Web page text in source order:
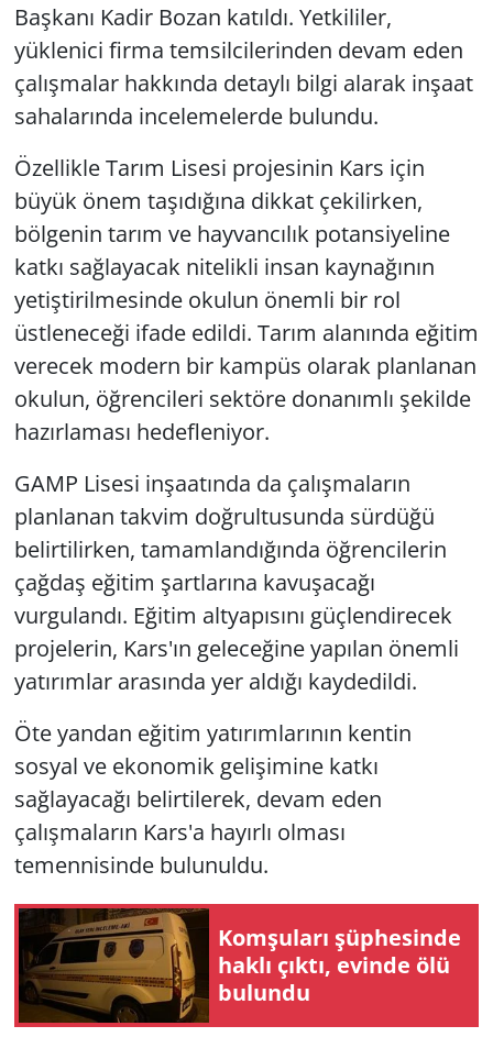
Başkanı Kadir Bozan katıldı. Yetkililer,
yüklenici firma temsilcilerinden devam eden
çalışmalar hakkında detaylı bilgi alarak inşaat
sahalarında incelemelerde bulundu.
Özellikle Tarım Lisesi projesinin Kars için
büyük önem taşıdığına dikkat çekilirken,
bölgenin tarım ve hayvancılık potansiyeline
katkı sağlayacak nitelikli insan kaynağının
yetiştirilmesinde okulun önemli bir rol
üstleneceği ifade edildi. Tarım alanında eğitim
verecek modern bir kampüs olarak planlanan
okulun, öğrencileri sektöre donanımlı şekilde
hazırlaması hedefleniyor.
GAMP Lisesi inşaatında da çalışmaların
planlanan takvim doğrultusunda sürdüğü
belirtilirken, tamamlandığında öğrencilerin
çağdaş eğitim şartlarına kavuşacağı
vurgulandı. Eğitim altyapısını güçlendirecek
projelerin, Kars'ın geleceğine yapılan önemli
yatırımlar arasında yer aldığı kaydedildi.
Öte yandan eğitim yatırımlarının kentin
sosyal ve ekonomik gelişimine katkı
sağlayacağı belirtilerek, devam eden
çalışmaların Kars'a hayırlı olması
temennisinde bulunuldu.
Komşuları şüphesinde
haklı çıktı, evinde ölü
bulundu